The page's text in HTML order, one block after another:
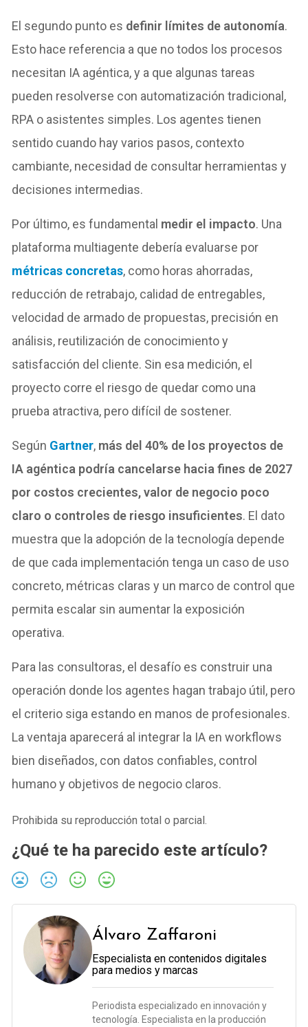
El segundo punto es definir límites de autonomía.
Esto hace referencia a que no todos los procesos
necesitan IA agéntica, y a que algunas tareas
pueden resolverse con automatización tradicional,
RPA o asistentes simples. Los agentes tienen
sentido cuando hay varios pasos, contexto
cambiante, necesidad de consultar herramientas y
decisiones intermedias.
Por último, es fundamental medir el impacto. Una
plataforma multiagente debería evaluarse por
métricas concretas, como horas ahorradas,
reducción de retrabajo, calidad de entregables,
velocidad de armado de propuestas, precisión en
análisis, reutilización de conocimiento y
satisfacción del cliente. Sin esa medición, el
proyecto corre el riesgo de quedar como una
prueba atractiva, pero difícil de sostener.
Según Gartner, más del 40% de los proyectos de
IA agéntica podría cancelarse hacia fines de 2027
por costos crecientes, valor de negocio poco
claro o controles de riesgo insuficientes. El dato
muestra que la adopción de la tecnología depende
de que cada implementación tenga un caso de uso
concreto, métricas claras y un marco de control que
permita escalar sin aumentar la exposición
operativa.
Para las consultoras, el desafío es construir una
operación donde los agentes hagan trabajo útil, pero
el criterio siga estando en manos de profesionales.
La ventaja aparecerá al integrar la IA en workflows
bien diseñados, con datos confiables, control
humano y objetivos de negocio claros.
Prohibida su reproducción total o parcial.
¿Qué te ha parecido este artículo?
Álvaro Zaffaroni
Especialista en contenidos digitales
para medios y marcas
Periodista especializado en innovación y
tecnología. Especialista en la producción